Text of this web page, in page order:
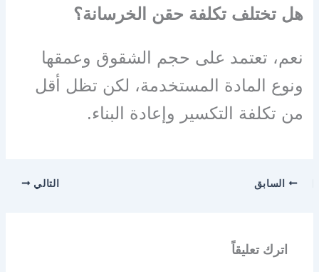
هل تختلف تكلفة حقن الخرسانة؟
نعم، تعتمد على حجم الشقوق وعمقها
ونوع المادة المستخدمة، لكن تظل أقل
من تكلفة التكسير وإعادة البناء.
السابق التالي
اترك تعليقاً